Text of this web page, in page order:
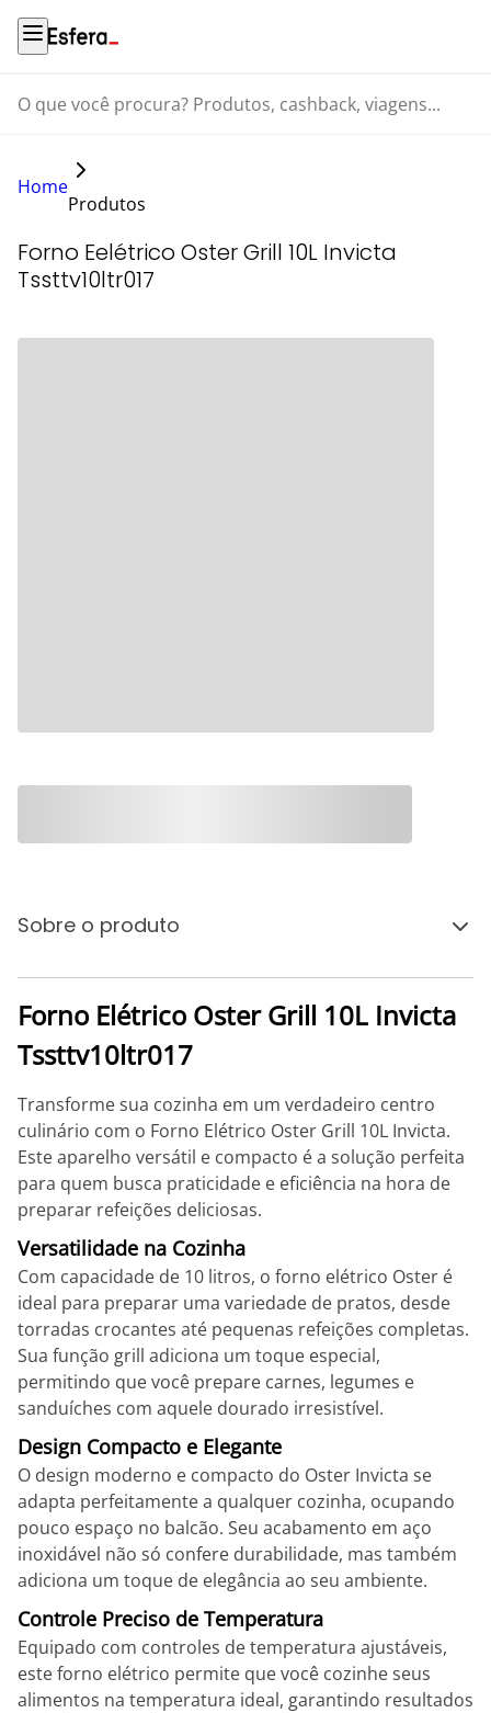
O que você procura? Produtos, cashback, viagens...
Home
Produtos
Forno Eelétrico Oster Grill 10L Invicta
Tssttv10ltr017
Sobre o produto
Forno Elétrico Oster Grill 10L Invicta
Tssttv10ltr017
Transforme sua cozinha em um verdadeiro centro
culinário com o Forno Elétrico Oster Grill 10L Invicta.
Este aparelho versátil e compacto é a solução perfeita
para quem busca praticidade e eficiência na hora de
preparar refeições deliciosas.
Versatilidade na Cozinha
Com capacidade de 10 litros, o forno elétrico Oster é
ideal para preparar uma variedade de pratos, desde
torradas crocantes até pequenas refeições completas.
Sua função grill adiciona um toque especial,
permitindo que você prepare carnes, legumes e
sanduíches com aquele dourado irresistível.
Design Compacto e Elegante
O design moderno e compacto do Oster Invicta se
adapta perfeitamente a qualquer cozinha, ocupando
pouco espaço no balcão. Seu acabamento em aço
inoxidável não só confere durabilidade, mas também
adiciona um toque de elegância ao seu ambiente.
Controle Preciso de Temperatura
Equipado com controles de temperatura ajustáveis,
este forno elétrico permite que você cozinhe seus
alimentos na temperatura ideal, garantindo resultados